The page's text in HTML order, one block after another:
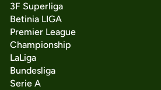
3F Superliga
Betinia LIGA
Premier League
Championship
LaLiga
Bundesliga
Serie A